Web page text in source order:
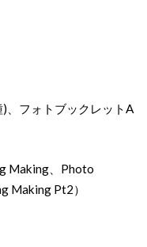
、フォトブックレットA
Making、Photo
Making Pt2）